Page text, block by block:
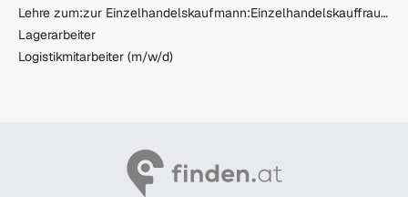
Lehre zum:zur Einzelhandelskaufmann:Einzelhandelskauffrau Schwerpunkt Lebensmittel
Lagerarbeiter
Logistikmitarbeiter (m/w/d)